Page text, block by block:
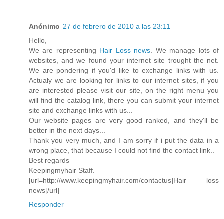
Anónimo 27 de febrero de 2010 a las 23:11
Hello,
We are representing Hair Loss news . We manage lots of
websites, and we found your internet site trought the net.
We are pondering if you'd like to exchange links with us.
Actualy we are looking for links to our internet sites, if you
are interested please visit our site, on the right menu you
will find the catalog link, there you can submit your internet
site and exchange links with us...
Our website pages are very good ranked, and they'll be
better in the next days...
Thank you very much, and I am sorry if i put the data in a
wrong place, that because I could not find the contact link..
Best regards
Keepingmyhair Staff.
[url=http://www.keepingmyhair.com/contactus]Hair loss
news[/url]
Responder